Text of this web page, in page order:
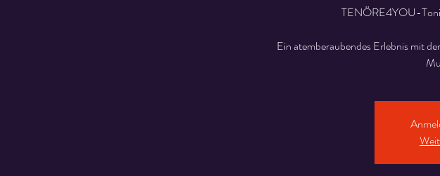
TENÖRE4YOU-
Ein atemberaubendes Erlebnis mit